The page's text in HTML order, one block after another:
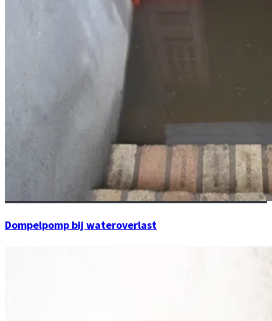
Dompelpomp bij wateroverlast